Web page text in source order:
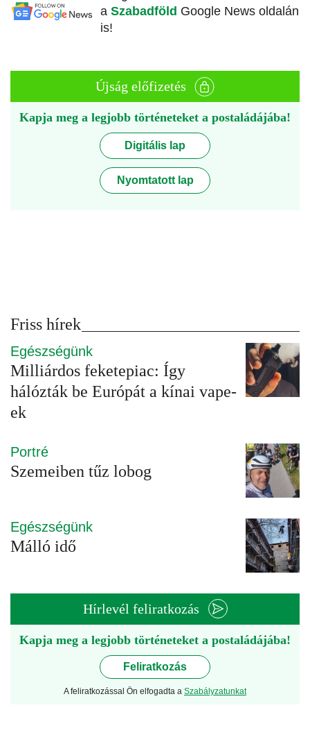
a Szabadföld Google News oldalán
is!
Újság előfizetés
Kapja meg a legjobb történeteket a postaládájába!
Digitális lap
Nyomtatott lap
Friss hírek
Egészségünk
Milliárdos feketepiac: Így
hálózták be Európát a kínai vape-
ek
Portré
Szemeiben tűz lobog
Egészségünk
Málló idő
Hírlevél feliratkozás
Kapja meg a legjobb történeteket a postaládájába!
Feliratkozás
A feliratkozással Ön elfogadta a Szabályzatunkat